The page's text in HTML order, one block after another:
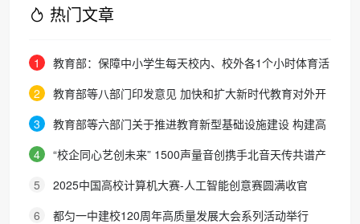
热门文章
1
教育部：保障中小学生每天校内、校外各1个小时体育活
动时间
2
教育部等八部门印发意见 加快和扩大新时代教育对外开
放
3
教育部等六部门关于推进教育新型基础设施建设 构建高
质量教育支撑体系的指导意见
4
“校企同心艺创未来” 1500声量音创携手北音天传共谱产
教融合新篇章
5
2025中国高校计算机大赛-人工智能创意赛圆满收官
6
都匀一中建校120周年高质量发展大会系列活动举行